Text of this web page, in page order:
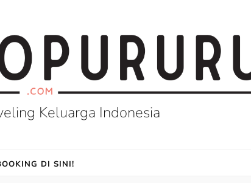
Keluarga Indonesia
DI SINI!